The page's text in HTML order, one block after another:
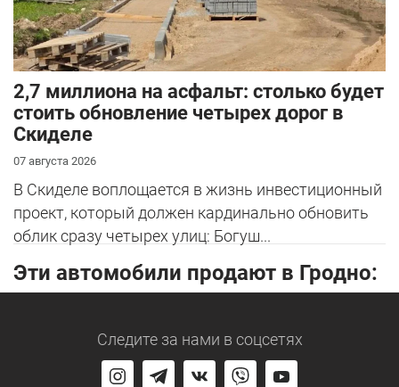
2,7 миллиона на асфальт: столько будет
стоить обновление четырех дорог в
Скиделе
07 августа 2026
В Скиделе воплощается в жизнь инвестиционный
проект, который должен кардинально обновить
облик сразу четырех улиц: Богуш...
Эти автомобили продают в Гродно:
Следите за нами в соцсетях